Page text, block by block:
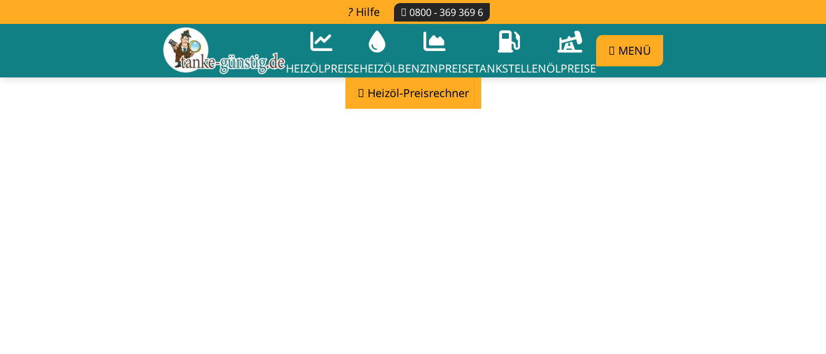
Hilfe 0800 - 369 369 6
HEIZÖLPREISEHEIZÖLBENZINPREISETANKSTELLENÖLPREISE
MENÜ
Heizöl-Preisrechner